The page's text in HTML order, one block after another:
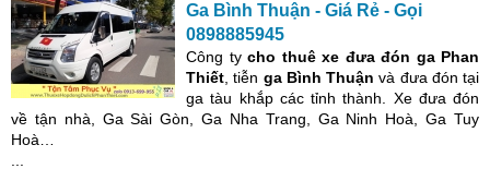
Ga Bình Thuận - Giá Rẻ - Gọi
0898885945
Công ty cho thuê xe đưa đón ga Phan
Thiết , tiễn ga Bình Thuận và đưa đón tại
ga tàu khắp các tỉnh thành. Xe đưa đón
về tận nhà, Ga Sài Gòn, Ga Nha Trang, Ga Ninh Hoà, Ga Tuy
Hoà…